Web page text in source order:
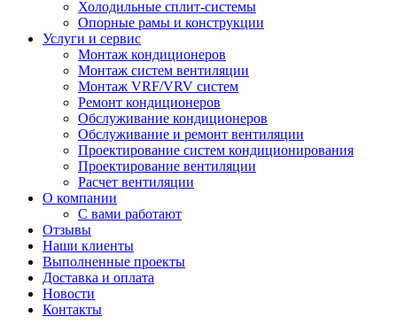
Холодильные сплит-системы
Опорные рамы и конструкции
Услуги и сервис
Монтаж кондиционеров
Монтаж систем вентиляции
Монтаж VRF/VRV систем
Ремонт кондиционеров
Обслуживание кондиционеров
Обслуживание и ремонт вентиляции
Проектирование систем кондиционирования
Проектирование вентиляции
Расчет вентиляции
О компании
С вами работают
Отзывы
Наши клиенты
Выполненные проекты
Доставка и оплата
Новости
Контакты